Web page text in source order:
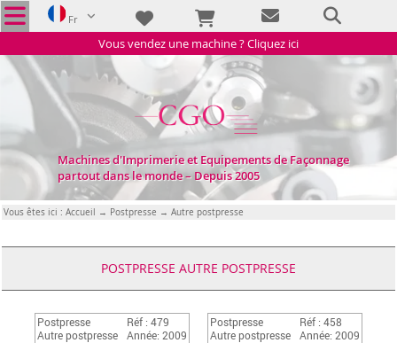
Fr
Vous vendez une machine ? Cliquez ici
Machines d'Imprimerie et Equipements de Façonnage
partout dans le monde – Depuis 2005
Vous êtes ici :Accueil → Postpresse → Autre postpresse
POSTPRESSE AUTRE POSTPRESSE
Postpresse
Autre postpresse
Réf : 479
Année: 2009
Postpresse
Autre postpresse
Réf : 458
Année: 2009